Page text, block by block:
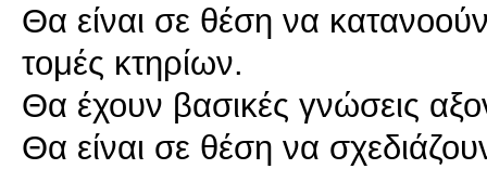
Θα είναι σε θέση να
τομές κτηρίων.
Θα έχουν βασικές γνώσεις
Θα είναι σε θέση να